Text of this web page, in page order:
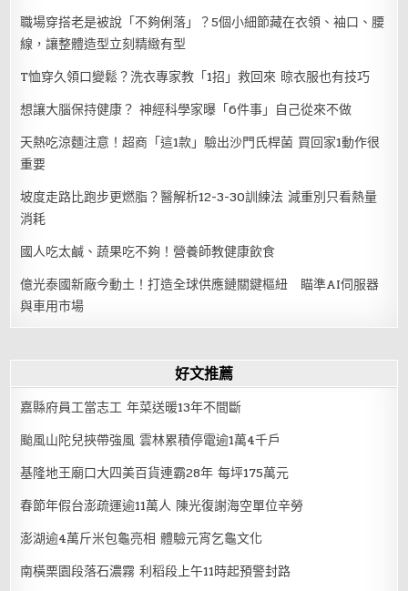
職場穿搭老是被說「不夠俐落」？5個小細節藏在衣領、袖口、腰
線，讓整體造型立刻精緻有型
T恤穿久領口變鬆？洗衣專家教「1招」救回來 晾衣服也有技巧
想讓大腦保持健康？ 神經科學家曝「6件事」自己從來不做
天熱吃涼麵注意！超商「這1款」驗出沙門氏桿菌 買回家1動作很
重要
坡度走路比跑步更燃脂？醫解析12-3-30訓練法 減重別只看熱量
消耗
國人吃太鹹、蔬果吃不夠！營養師教健康飲食
億光泰國新廠今動土！打造全球供應鏈關鍵樞紐 瞄準AI伺服器
與車用市場
好文推薦
嘉縣府員工當志工 年菜送暖13年不間斷
颱風山陀兒挾帶強風 雲林累積停電逾1萬4千戶
基隆地王廟口大四美百貨連霸28年 每坪175萬元
春節年假台澎疏運逾11萬人 陳光復謝海空單位辛勞
澎湖逾4萬斤米包龜亮相 體驗元宵乞龜文化
南橫栗園段落石濃霧 利稻段上午11時起預警封路